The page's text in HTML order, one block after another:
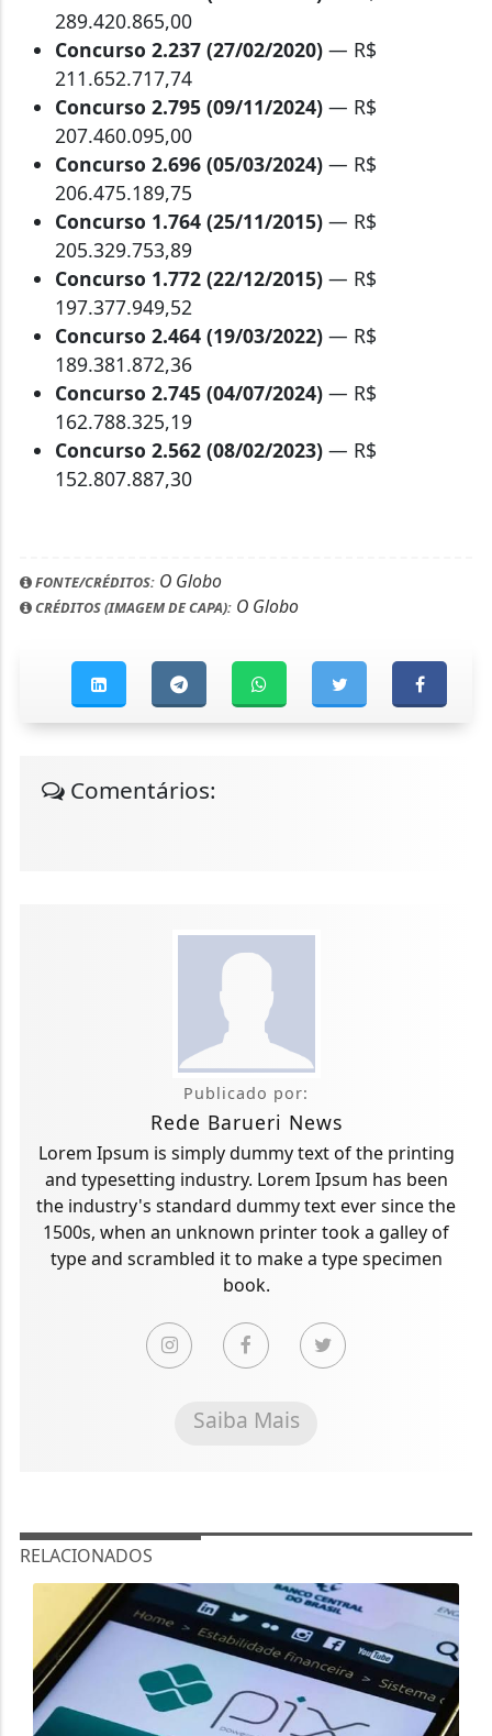
289.420.865,00
Concurso 2.237 (27/02/2020) — R$
211.652.717,74
Concurso 2.795 (09/11/2024)— R$
207.460.095,00
Concurso 2.696 (05/03/2024)— R$
206.475.189,75
Concurso 1.764 (25/11/2015)— R$
205.329.753,89
Concurso 1.772 (22/12/2015) — R$
197.377.949,52
Concurso 2.464 (19/03/2022) — R$
189.381.872,36
Concurso 2.745 (04/07/2024)— R$
162.788.325,19
Concurso 2.562 (08/02/2023)— R$
152.807.887,30
FONTE/CRÉDITOS:O Globo
CRÉDITOS (IMAGEM DE CAPA):O Globo
Comentários:
Publicado por:
Rede Barueri News
Lorem Ipsum is simply dummy text of the printing
and typesetting industry. Lorem Ipsum has been
the industry's standard dummy text ever since the
1500s, when an unknown printer took a galley of
type and scrambled it to make a type specimen
book.
Saiba Mais
RELACIONADOS